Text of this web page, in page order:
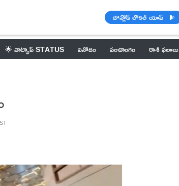
డౌన్లోడ్ లోకల్ యాప్
🌟 వాట్సాప్ STATUS వినోదం పంచాంగం రాశి ఫలాలు